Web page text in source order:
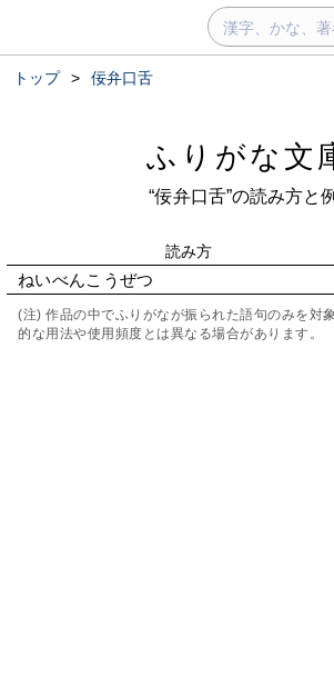
トップ > 佞弁口舌
ふりがな文
“佞弁口舌”の読み方と
読み方
ねいべんこうぜつ
(注) 作品の中でふりがなが振られた語句のみを対
的な用法や使用頻度とは異なる場合があります。